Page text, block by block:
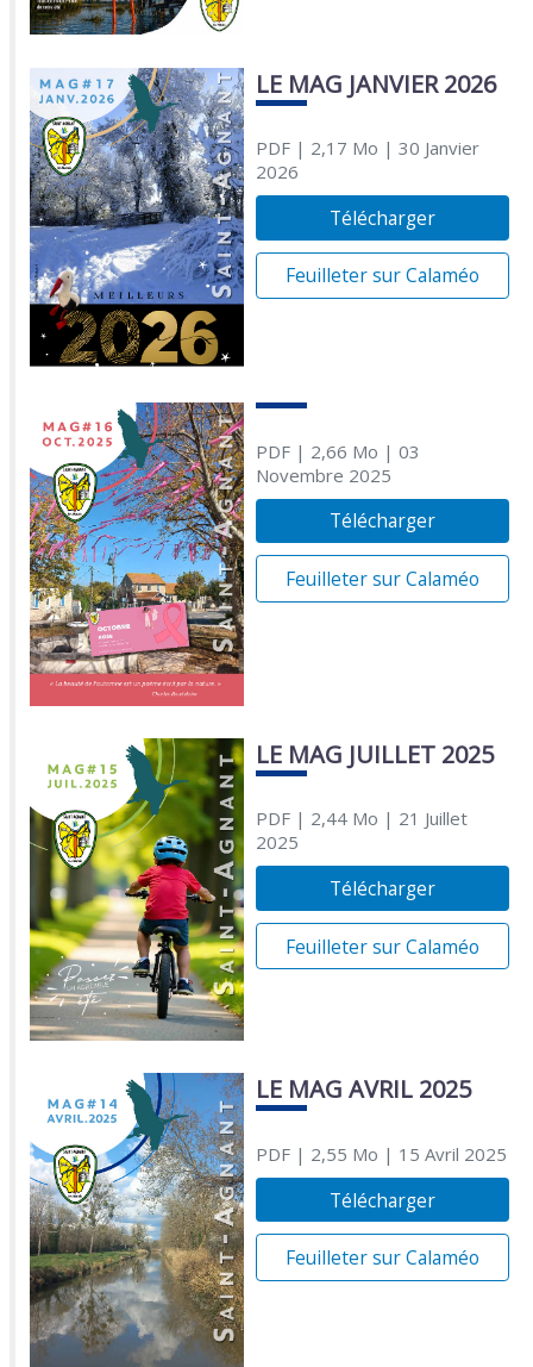
LE MAG JANVIER 2026
PDF| 2,17 Mo | 30 Janvier
2026
Télécharger
Feuilleter sur Calaméo
PDF| 2,66 Mo | 03
Novembre 2025
Télécharger
Feuilleter sur Calaméo
LE MAG JUILLET 2025
PDF| 2,44 Mo | 21 Juillet
2025
Télécharger
Feuilleter sur Calaméo
LE MAG AVRIL 2025
PDF| 2,55 Mo | 15 Avril 2025
Télécharger
Feuilleter sur Calaméo